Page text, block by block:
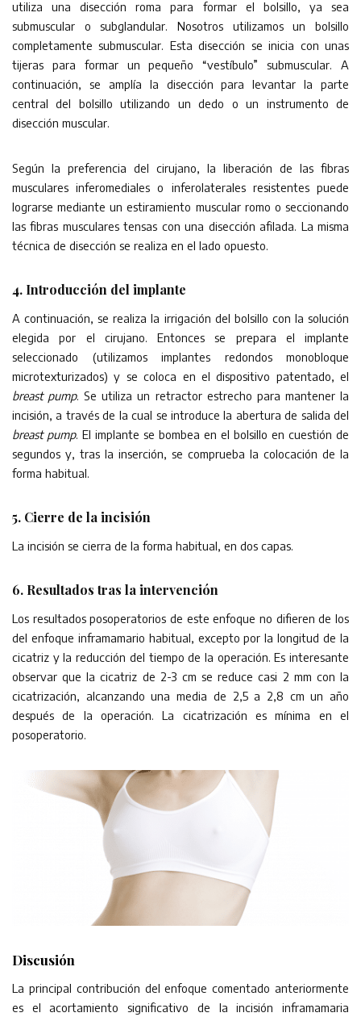
utiliza una disección roma para formar el bolsillo, ya sea
submuscular o subglandular. Nosotros utilizamos un bolsillo
completamente submuscular. Esta disección se inicia con unas
tijeras para formar un pequeño “vestíbulo” submuscular. A
continuación, se amplía la disección para levantar la parte
central del bolsillo utilizando un dedo o un instrumento de
disección muscular.
Según la preferencia del cirujano, la liberación de las fibras
musculares inferomediales o inferolaterales resistentes puede
lograrse mediante un estiramiento muscular romo o seccionando
las fibras musculares tensas con una disección afilada. La misma
técnica de disección se realiza en el lado opuesto.
4. Introducción del implante
A continuación, se realiza la irrigación del bolsillo con la solución
elegida por el cirujano. Entonces se prepara el implante
seleccionado (utilizamos implantes redondos monobloque
microtexturizados) y se coloca en el dispositivo patentado, el
breast pump. Se utiliza un retractor estrecho para mantener la
incisión, a través de la cual se introduce la abertura de salida del
breast pump. El implante se bombea en el bolsillo en cuestión de
segundos y, tras la inserción, se comprueba la colocación de la
forma habitual.
5. Cierre de la incisión
La incisión se cierra de la forma habitual, en dos capas.
6. Resultados tras la intervención
Los resultados posoperatorios de este enfoque no difieren de los
del enfoque inframamario habitual, excepto por la longitud de la
cicatriz y la reducción del tiempo de la operación. Es interesante
observar que la cicatriz de 2-3 cm se reduce casi 2 mm con la
cicatrización, alcanzando una media de 2,5 a 2,8 cm un año
después de la operación. La cicatrización es mínima en el
posoperatorio.
Discusión
La principal contribución del enfoque comentado anteriormente
es el acortamiento significativo de la incisión inframamaria